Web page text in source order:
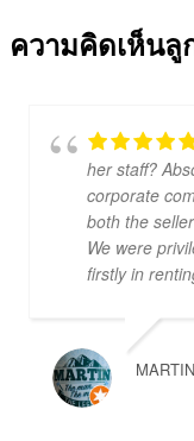
ความคิดเห็นลู
her staff?
corporate
both the
We were
firstly in
Realtor
of our
other agents
either